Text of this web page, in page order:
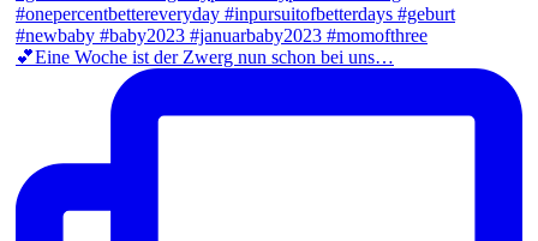
💕Eine Woche ist der Zwerg nun schon bei uns…